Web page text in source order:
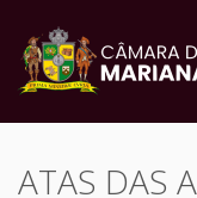
ATAS DAS